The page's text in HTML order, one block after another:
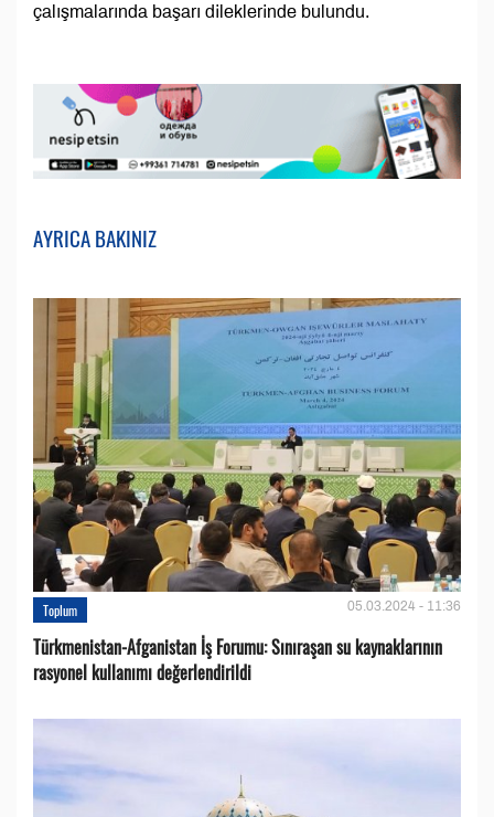
çalışmalarında başarı dileklerinde bulundu.
AYRICA BAKINIZ
Toplum 05.03.2024 - 11:36
Türkmenistan-Afganistan İş Forumu: Sınıraşan su kaynaklarının
rasyonel kullanımı değerlendirildi